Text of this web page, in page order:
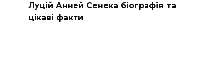
Луцій Анней Сенека біографія та
цікаві факти